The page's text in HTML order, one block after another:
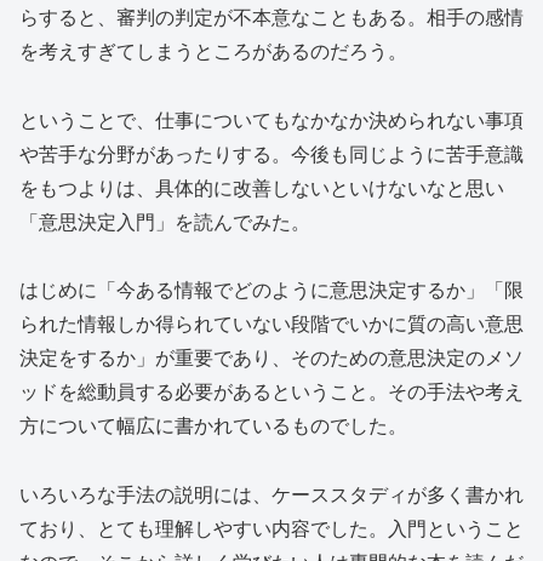
らすると、審判の判定が不本意なこともある。相手の感情
を考えすぎてしまうところがあるのだろう。
ということで、仕事についてもなかなか決められない事項
や苦手な分野があったりする。今後も同じように苦手意識
をもつよりは、具体的に改善しないといけないなと思い
「意思決定入門」を読んでみた。
はじめに「今ある情報でどのように意思決定するか」「限
られた情報しか得られていない段階でいかに質の高い意思
決定をするか」が重要であり、そのための意思決定のメソ
ッドを総動員する必要があるということ。その手法や考え
方について幅広に書かれているものでした。
いろいろな手法の説明には、ケーススタディが多く書かれ
ており、とても理解しやすい内容でした。入門ということ